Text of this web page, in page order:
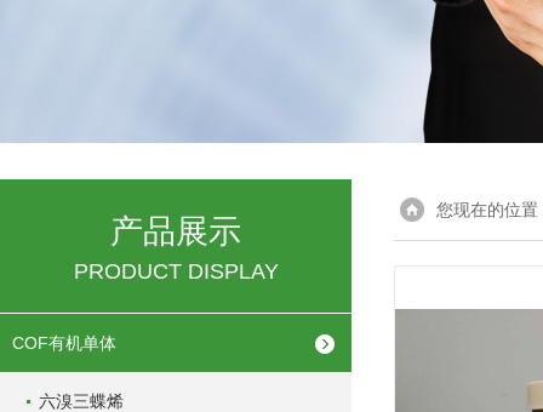
产品展示
PRODUCT DISPLAY
COF有机单体
六溴三蝶烯
您现在的位置